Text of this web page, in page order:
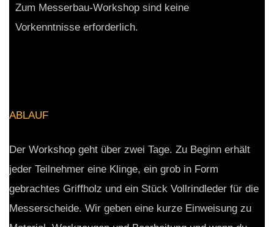
Zum Messerbau-Workshop sind keine
Vorkenntnisse erforderlich.
ABLAUF
Der Workshop geht über zwei Tage. Zu Beginn erhält
jeder Teilnehmer eine Klinge, ein grob in Form
gebrachtes Griffholz und ein Stück Vollrindleder für die
Messerscheide. Wir geben eine kurze Einweisung zu